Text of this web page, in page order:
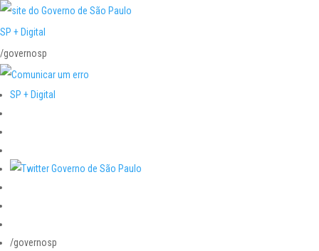
SP + Digital
/governosp
SP + Digital
/governosp